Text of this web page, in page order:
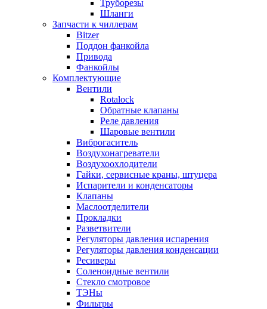
Труборезы
Шланги
Запчасти к чиллерам
Bitzer
Поддон фанкойла
Привода
Фанкойлы
Комплектующие
Вентили
Rotalock
Обратные клапаны
Реле давления
Шаровые вентили
Виброгаситель
Воздухонагреватели
Воздухоохлодители
Гайки, сервисные краны, штуцера
Испарители и конденсаторы
Клапаны
Маслоотделители
Прокладки
Разветвители
Регуляторы давления испарения
Регуляторы давления конденсации
Ресиверы
Соленоидные вентили
Стекло смотровое
ТЭНы
Фильтры